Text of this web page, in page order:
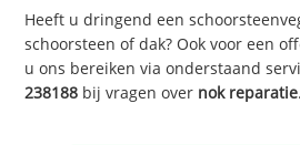
Heeft u dringend een
schoorsteen of dak? Ook voor een
u ons bereiken via onderstaand
238188 bij vragen over nok reparatie.